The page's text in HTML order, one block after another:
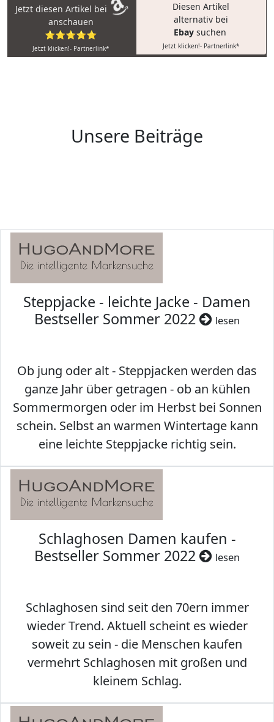
Jetzt diesen Artikel bei
anschauen
⭐⭐⭐⭐⭐
Jetzt klicken!- Partnerlink*
Diesen Artikel
alternativ bei
Ebay suchen
Jetzt klicken!- Partnerlink*
Unsere Beiträge
Steppjacke - leichte Jacke - Damen
Bestseller Sommer 2022
lesen
Ob jung oder alt - Steppjacken werden das
ganze Jahr über getragen - ob an kühlen
Sommermorgen oder im Herbst bei Sonnen
schein. Selbst an warmen Wintertage kann
eine leichte Steppjacke richtig sein.
Schlaghosen Damen kaufen -
Bestseller Sommer 2022
lesen
Schlaghosen sind seit den 70ern immer
wieder Trend. Aktuell scheint es wieder
soweit zu sein - die Menschen kaufen
vermehrt Schlaghosen mit großen und
kleinem Schlag.